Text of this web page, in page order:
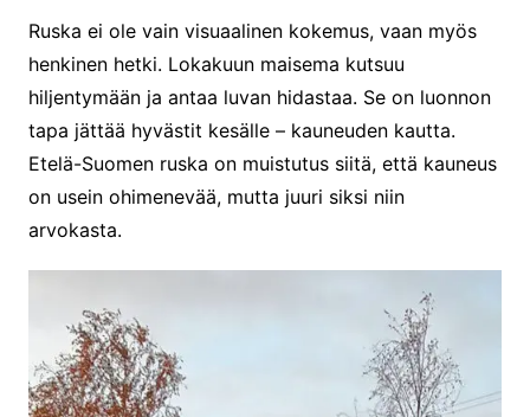
Ruska ei ole vain visuaalinen kokemus, vaan myös
henkinen hetki. Lokakuun maisema kutsuu
hiljentymään ja antaa luvan hidastaa. Se on luonnon
tapa jättää hyvästit kesälle – kauneuden kautta.
Etelä-Suomen ruska on muistutus siitä, että kauneus
on usein ohimenevää, mutta juuri siksi niin
arvokasta.